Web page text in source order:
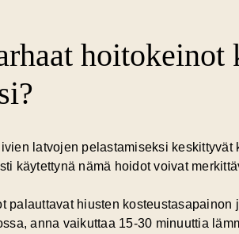
hoitokeinot
latvojen pelastamiseksi
käytettynä nämä hoidot voivat
palauttavat hiusten kosteustasapainon
anna vaikuttaa 15-30 minuuttia